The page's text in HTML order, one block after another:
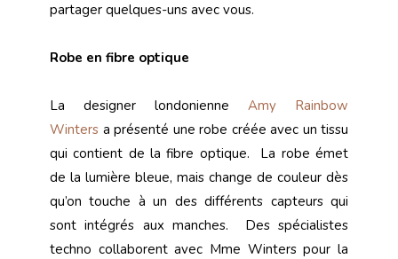
partager quelques-uns avec vous.
Robe en fibre optique
La designer londonienne Amy Rainbow
Winters a présenté une robe créée avec un tissu
qui contient de la fibre optique. La robe émet
de la lumière bleue, mais change de couleur dès
qu’on touche à un des différents capteurs qui
sont intégrés aux manches. Des spécialistes
techno collaborent avec Mme Winters pour la